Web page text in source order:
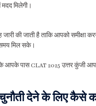
मिलेगी।
की जाती है ताकि आपको समीक्षा
समय मिल सके।
आपके पास CLAT 2025 उत्तर कुंजी
देने के लिए कैसे